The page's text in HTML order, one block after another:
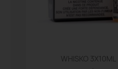
Aperçu rapide
WHISKO 3X10ML